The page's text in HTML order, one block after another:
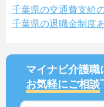
千葉県の交通費支給
千葉県の退職金制度
マイナビ介護職
お気軽にご相談